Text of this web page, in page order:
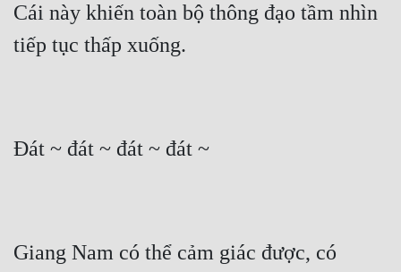
Cái này khiến toàn bộ thông đạo tầm nhìn
tiếp tục thấp xuống.
Đát ~ đát ~ đát ~ đát ~
Giang Nam có thể cảm giác được, có